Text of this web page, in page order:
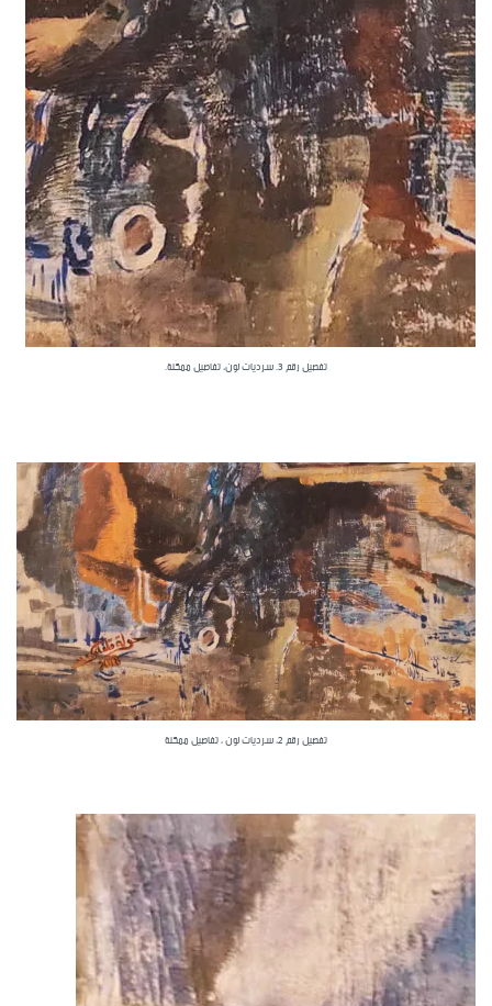
تفصيل رقم 3. سرديات لون، تفاصيل ممكنة.
تفصيل رقم 2، سرديات لون ، تفاصيل ممكنة